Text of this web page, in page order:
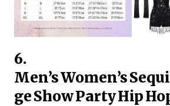
6.
Men’s Women’s
ge Show Party Hip